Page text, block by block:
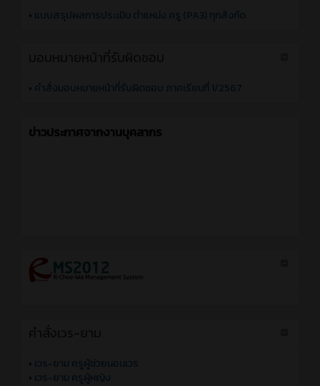
• แบบสรุปผลการประเมิน ตำแหน่ง ครู (PA3) ทุกสังกัด
• คำสั่งมอบหมายหน้าที่รับผิดชอบ ภาคเรียนที่ 1/2567
ข่าวประกาศจากงานบุคลากร
• เวร-ยาม ครูผู้ช่วยนอนเวร
• เวร-ยาม ครูผู้หญิง